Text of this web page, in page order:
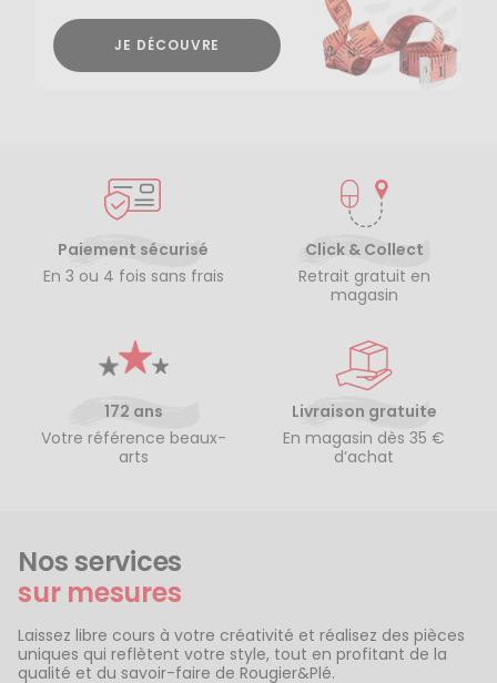
JE DÉCOUVRE
Paiement sécurisé
En 3 ou 4 fois sans frais
Click & Collect
Retrait gratuit en
magasin
172 ans
Votre référence beaux-
arts
Livraison gratuite
En magasin dès 35 €
d’achat
Nos services
sur mesures
Laissez libre cours à votre créativité et réalisez des pièces
uniques qui reflètent votre style, tout en profitant de la
qualité et du savoir-faire de Rougier&Plé.